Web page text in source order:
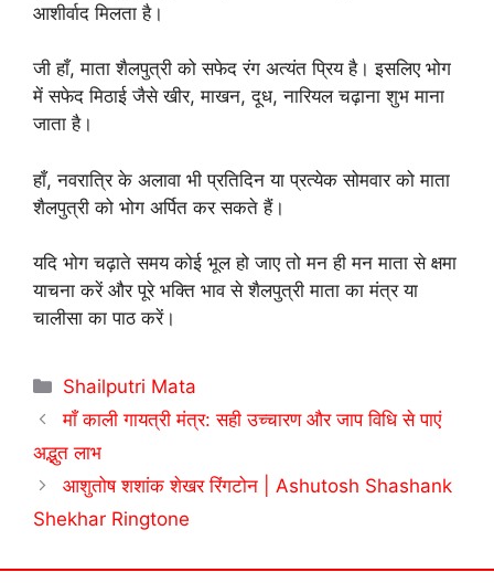
आशीर्वाद मिलता है।
जी हाँ, माता शैलपुत्री को सफेद रंग अत्यंत प्रिय है। इसलिए भोग
में सफेद मिठाई जैसे खीर, माखन, दूध, नारियल चढ़ाना शुभ माना
जाता है।
हाँ, नवरात्रि के अलावा भी प्रतिदिन या प्रत्येक सोमवार को माता
शैलपुत्री को भोग अर्पित कर सकते हैं।
यदि भोग चढ़ाते समय कोई भूल हो जाए तो मन ही मन माता से क्षमा
याचना करें और पूरे भक्ति भाव से शैलपुत्री माता का मंत्र या
चालीसा का पाठ करें।
Categories
Shailputri Mata
माँ काली गायत्री मंत्र: सही उच्चारण और जाप विधि से पाएं
अद्भुत लाभ
आशुतोष शशांक शेखर रिंगटोन | Ashutosh Shashank
Shekhar Ringtone